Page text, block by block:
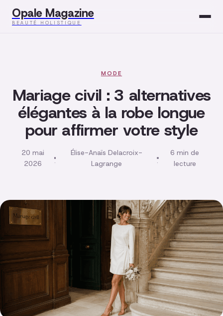
Opale Magazine
BEAUTÉ HOLISTIQUE
Mode
Développement
Bien-être
MODE
Mariage civil : 3 alternatives
élégantes à la robe longue
pour affirmer votre style
20 mai
2026
·
Élise-Anaïs Delacroix-
Lagrange
·
6 min de
lecture